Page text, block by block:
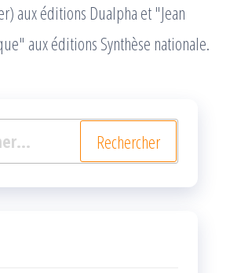
aux éditions Dualpha et "Jean
aux éditions Synthèse nationale.
: